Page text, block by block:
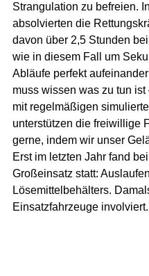
Strangulation zu befreien.
absolvierten die
davon über 2,5 Stunden
wie in diesem Fall um
Abläufe perfekt
muss wissen was zu tun
mit regelmäßigen
unterstützen die freiwillige
gerne, indem wir unser
Erst im letzten Jahr fand
Großeinsatz statt:
Lösemittelbehälters.
Einsatzfahrzeuge involviert.